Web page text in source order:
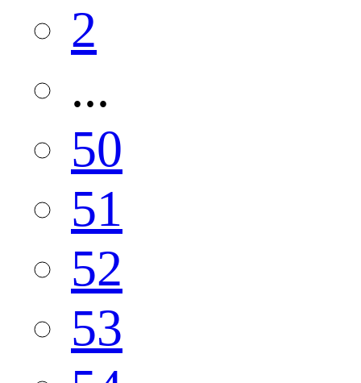
2
...
50
51
52
53